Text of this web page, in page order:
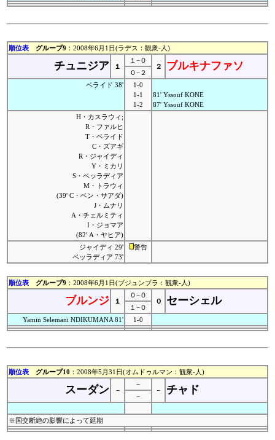
順位表 グループ9 ：2008年6月1日(ラデス：観衆-人)
チュニジア １
１−０
２
ブルキナファソ
０−２
ベライド 38'
1-0
1-1
1-2
81' Yssouf KONE
87' Yssouf KONE
H・カスラウィ;
R・ファルヒ
T・ベライド
C・ズアギ
R・ジャイディ
Y・ミカリ
S・ベッラディア
M・トラウィ
(39' C・ベン・サアダ)
J・ムナリ
A・チェルミティ
I・ジョマア
(82' A・ヤヒア)
ジャイディ 29'
ベッラディア 73'
警告
順位表 グループ9 ：2008年6月1日(ブジュンブラ：観衆-人)
ブルンジ １
０−０
０
セーシェル
１−０
Yamin Selemani NDIKUMANA 81'
1-0
順位表 グループ10 ：2008年5月31日(オムドゥルマン：観衆-人)
スーダン −
−
−
チャド
−
※国交断絶の影響によって延期